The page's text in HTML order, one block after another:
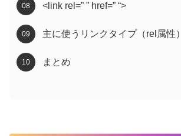
<link rel=” ” href=” “>
主に使うリンクタイプ（rel属性）
まとめ